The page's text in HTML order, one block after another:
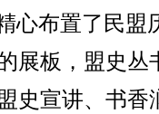
心布置了民盟
展板，盟史丛
史宣讲、书香